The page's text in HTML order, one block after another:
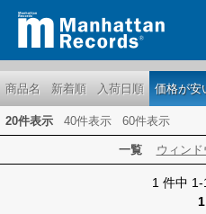
商品名 新着順 入荷日順 価格が安
20件表示 40件表示 60件表示
一覧 ウィン
1 件中
1